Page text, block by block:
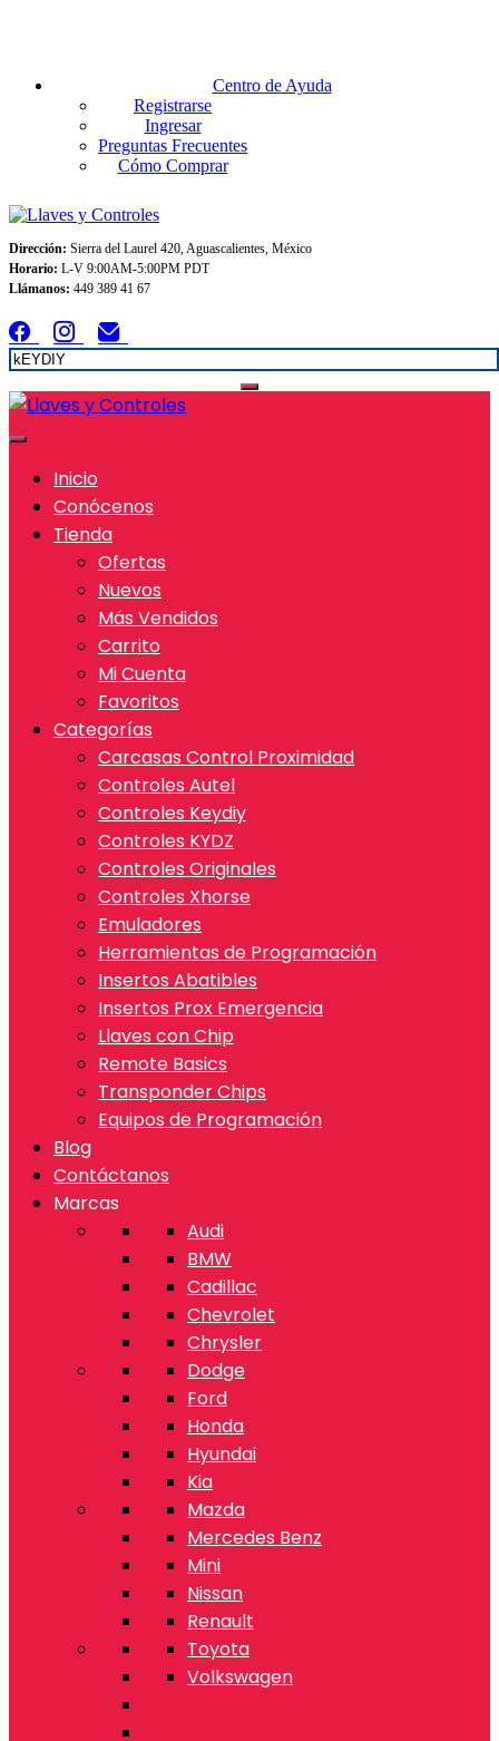
Centro de Ayuda
Registrarse
Ingresar
Preguntas Frecuentes
Cómo Comprar
Dirección: Sierra del Laurel 420, Aguascalientes, México
Horario: L-V 9:00AM-5:00PM PDT
Llámanos: 449 389 41 67
Inicio
Conócenos
Tienda
Ofertas
Nuevos
Más Vendidos
Carrito
Mi Cuenta
Favoritos
Categorías
Carcasas Control Proximidad
Controles Autel
Controles Keydiy
Controles KYDZ
Controles Originales
Controles Xhorse
Emuladores
Herramientas de Programación
Insertos Abatibles
Insertos Prox Emergencia
Llaves con Chip
Remote Basics
Transponder Chips
Equipos de Programación
Blog
Contáctanos
Marcas
Audi
BMW
Cadillac
Chevrolet
Chrysler
Dodge
Ford
Honda
Hyundai
Kia
Mazda
Mercedes Benz
Mini
Nissan
Renault
Toyota
Volkswagen